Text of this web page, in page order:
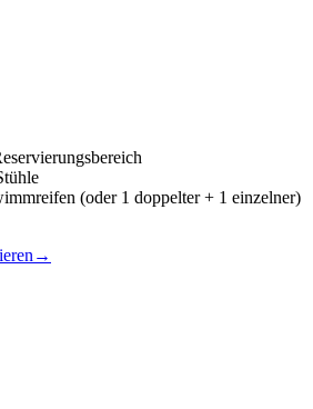
(oder 1 doppelter + 1 einzelner)
→